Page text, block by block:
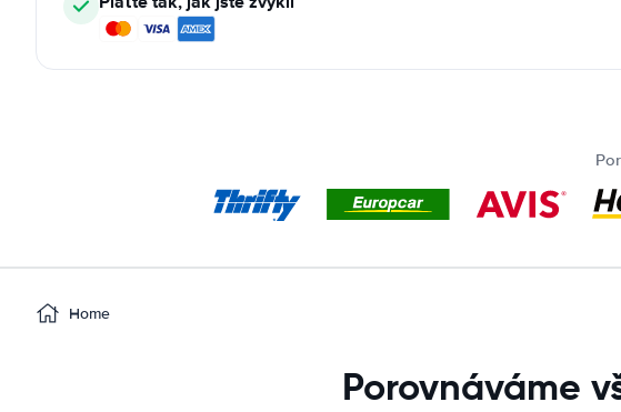
Home
Porovnáváme